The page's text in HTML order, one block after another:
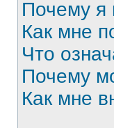
Почему я
Как мне
Что
Почему
Как мне